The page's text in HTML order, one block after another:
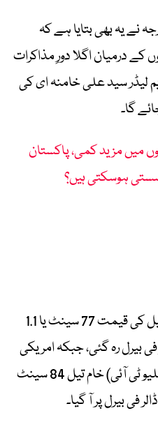
نے یہ بھی بتایا ہے کہ
کے درمیان اگلا دورِ مذاکرات
لیڈر سید علی خامنہ ای کی
گا۔
میں مزید کمی، پاکستان
ہوسکتی ہیں؟
عالمی منڈی میں برینٹ خام تیل کی قیمت 77 سینٹ یا 1.1
کے بعد 70.80 ڈالر فی بیرل رہ گئی، جبکہ امریکی
ویسٹ ٹیکساس انٹرمیڈیٹ (ڈبلیو ٹی آئی) خام تیل 84 سینٹ